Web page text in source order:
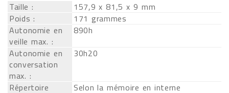
Taille :
157,9 x 81,5 x 9 mm
Poids :
171 grammes
Autonomie en
veille max. :
890h
Autonomie en
conversation
max. :
30h20
Répertoire
Selon la mémoire en interne